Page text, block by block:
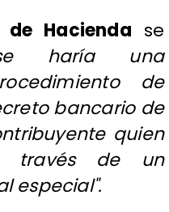
de Hacienda se
haría una
de
bancario de
quien
través de un
especial".